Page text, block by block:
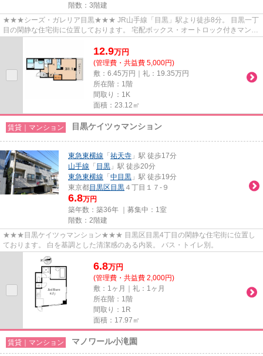
階数：3階建
★★★シーズ・ガレリア目黒★★★ JR山手線「目黒」駅より徒歩8分。 目黒一丁
目の閑静な住宅街に位置しております。 宅配ボックス・オートロック付きマンシ
12.9万円
(管理費・共益費 5,000円)
敷：6.45万円｜礼：19.35万円
所在階：1階
間取り：1K
面積：23.12㎡
賃貸｜マンション 目黒ケイツゥマンション
東急東横線 「 祐天寺 」駅 徒歩17分
山手線 「 目黒 」駅 徒歩20分
東急東横線 「 中目黒 」駅 徒歩19分
東京都目黒区 目黒 ４丁目１７-９
6.8万円
築年数：築36年 ｜募集中： 1室
階数：2階建
★★★目黒ケイツゥマンション★★★ 目黒区目黒4丁目の閑静な住宅街に位置し
ております。 白を基調とした清潔感のある内装。 バス・トイレ別。
6.8万円
(管理費・共益費 2,000円)
敷：1ヶ月｜礼：1ヶ月
所在階：1階
間取り：1R
面積：17.97㎡
賃貸｜マンション マノワール小滝園